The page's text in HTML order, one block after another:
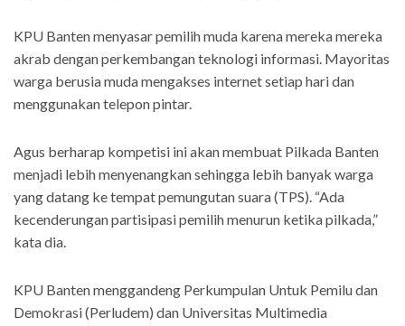
KPU Banten menyasar pemilih muda karena mereka mereka
akrab dengan perkembangan teknologi informasi. Mayoritas
warga berusia muda mengakses internet setiap hari dan
menggunakan telepon pintar.
Agus berharap kompetisi ini akan membuat Pilkada Banten
menjadi lebih menyenangkan sehingga lebih banyak warga
yang datang ke tempat pemungutan suara (TPS). “Ada
kecenderungan partisipasi pemilih menurun ketika pilkada,”
kata dia.
KPU Banten menggandeng Perkumpulan Untuk Pemilu dan
Demokrasi (Perludem) dan Universitas Multimedia